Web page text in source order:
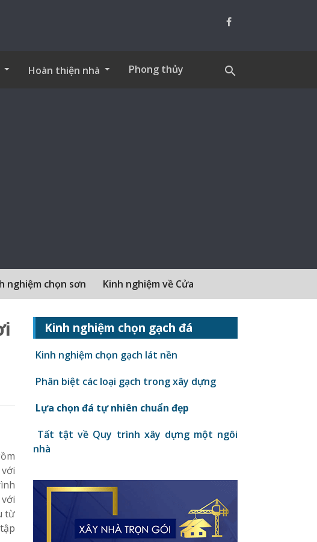
Hoàn thiện nhà Phong thủy search
nghiệm chọn sơn Kinh nghiệm về Cửa
từ
Kinh nghiệm chọn gạch đá
Kinh nghiệm chọn gạch lát nền
Phân biệt các loại gạch trong xây dựng
Lựa chọn đá tự nhiên chuẩn đẹp
Tất tật về Quy trình xây dựng một ngôi
nhà